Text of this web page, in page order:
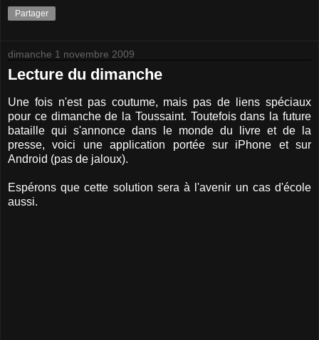
Partager
dimanche 1 novembre 2009
Lecture du dimanche
Une fois n'est pas coutume, mais pas de liens spéciaux
pour ce dimanche de la Toussaint. Toutefois dans la future
bataille qui s'annonce dans le monde du livre et de la
presse, voici une application portée sur iPhone et sur
Android (pas de jaloux).
Espérons que cette solution sera à l'avenir un cas d'école
aussi.